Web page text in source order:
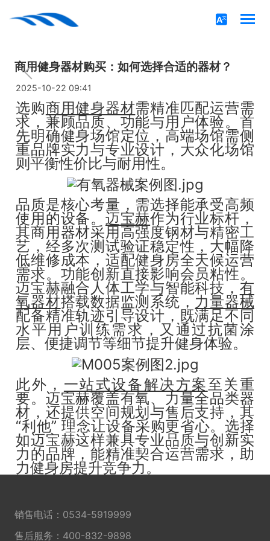
商用健身器材购买：如何选择合适的器材？
2025-10-22 09:41
选购商用健身器材需精准匹配运营需
求，兼顾品质、功能与用户体验。首
先明确健身场馆定位，高端场馆需侧
重品牌实力与专业设计，大众化场馆
则平衡性价比与耐用性。
品质是核心考量，需选择能承受高频
使用的设备。 迈宝赫作为行业标杆，
其商用器材采用高强度钢材与精密工
艺，经多次测试验证稳定性，大幅降
低维修成本，适配健身房全天候运营
需求。功能创新直接影响会员粘性。
迈宝赫融合人体工学与智能科技， 有
氧器材搭载数据监测系统， 力量器械
配备精准轨迹引导设计，既满足不同
水平用户训练需求，又通过抗菌涂
层、便捷调节等细节提升健身体验。
此外， 一站式设备解决方案至关重
要。迈宝赫覆盖有氧、力量全品类器
材，还提供空间规划与售后支持，其
“利他” 理念让设备采购更省心。选择
如迈宝赫这样兼具专业品质与创新实
力的品牌，能精准契合运营需求，助
力健身房提升竞争力。
销售电话： 0534-5919999
售后服务： 400-832-9898